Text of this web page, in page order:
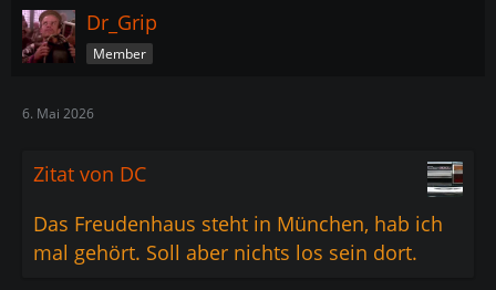
Dr_Grip
Member
6. Mai 2026
Zitat von DC
Das Freudenhaus steht in München, hab ich
mal gehört. Soll aber nichts los sein dort.